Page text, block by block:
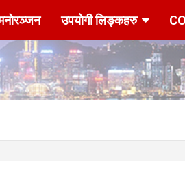
उपयोगी लिङ्कहरु